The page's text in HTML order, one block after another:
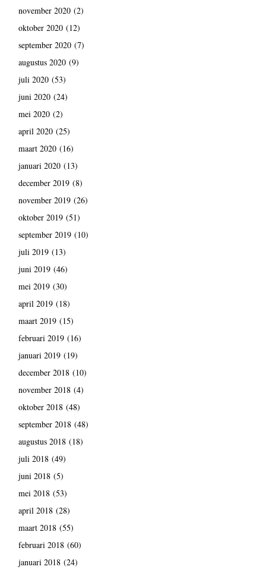
november 2020(2)
oktober 2020(12)
september 2020(7)
augustus 2020(9)
juli 2020(53)
juni 2020(24)
mei 2020(2)
april 2020(25)
maart 2020(16)
januari 2020(13)
december 2019(8)
november 2019(26)
oktober 2019(51)
september 2019(10)
juli 2019(13)
juni 2019(46)
mei 2019(30)
april 2019(18)
maart 2019(15)
februari 2019(16)
januari 2019(19)
december 2018(10)
november 2018(4)
oktober 2018(48)
september 2018(48)
augustus 2018(18)
juli 2018(49)
juni 2018(5)
mei 2018(53)
april 2018(28)
maart 2018(55)
februari 2018(60)
januari 2018(24)